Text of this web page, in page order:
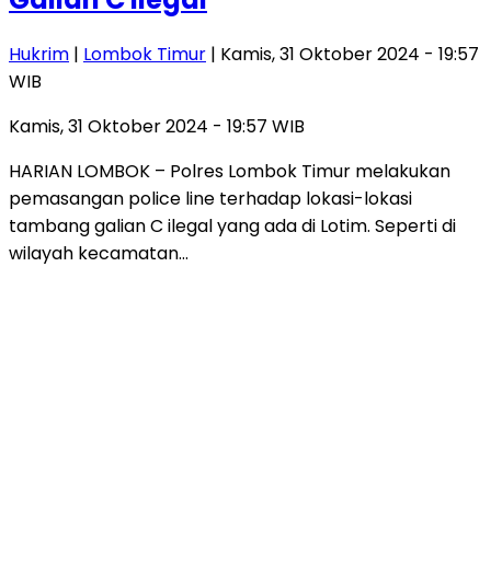
Hukrim | Lombok Timur | Kamis, 31 Oktober 2024 - 19:57
WIB
Kamis, 31 Oktober 2024 - 19:57 WIB
HARIAN LOMBOK – Polres Lombok Timur melakukan
pemasangan police line terhadap lokasi-lokasi
tambang galian C ilegal yang ada di Lotim. Seperti di
wilayah kecamatan…